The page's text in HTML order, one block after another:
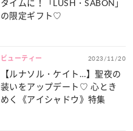
タイムに！「LUSH・SABON」
の限定ギフト♡
ビューティー 2023/11/20
【ルナソル・ケイト…】聖夜の
装いをアップデート♡ 心とき
めく《アイシャドウ》特集